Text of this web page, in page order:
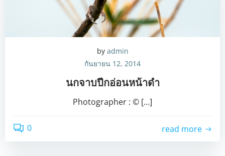
by admin
กันยายน 12, 2014
นกจาบปีกอ่อนหน้าดำ
Photographer : © […]
0 read more